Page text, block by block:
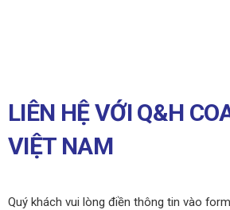
LIÊN HỆ VỚI Q&H
VIỆT NAM
Quý khách vui lòng điền thông tin vào